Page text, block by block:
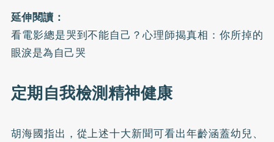
延伸閱讀：
看電影總是哭到不能自己？心理師揭真相：你所掉的
眼淚是為自己哭
定期自我檢測精神健康
胡海國指出，從上述十大新聞可看出年齡涵蓋幼兒、